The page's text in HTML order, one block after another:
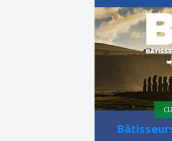
à
mes
favoris